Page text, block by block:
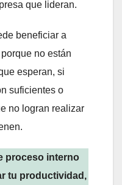
que lideran.
beneficiar a
no están
esperan, si
suficientes o
no logran realizar
proceso interno
tu productividad,